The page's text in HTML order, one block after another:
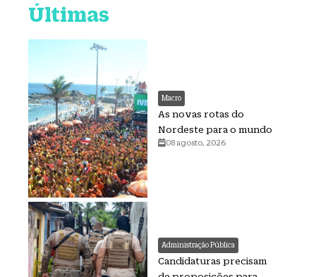
Últimas
Macro
As novas rotas do
Nordeste para o mundo
08 agosto, 2026
Administração Pública
Candidaturas precisam